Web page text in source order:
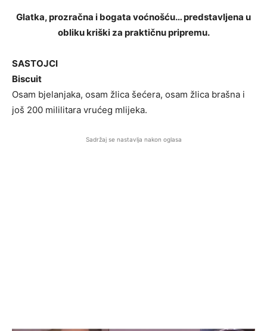
Glatka, prozračna i bogata voćnošću… predstavljena u
obliku kriški za praktičnu pripremu.
SASTOJCI
Biscuit
Osam bjelanjaka, osam žlica šećera, osam žlica brašna i
još 200 mililitara vrućeg mlijeka.
Sadržaj se nastavlja nakon oglasa